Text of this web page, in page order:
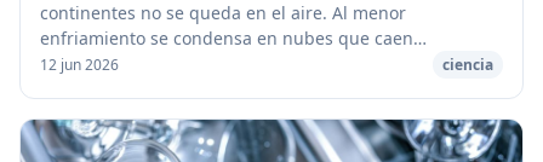
continentes no se queda en el aire. Al menor
enfriamiento se condensa en nubes que caen
seguidamente en forma de gotas de lluvia. [caption
12 jun 2026 ciencia